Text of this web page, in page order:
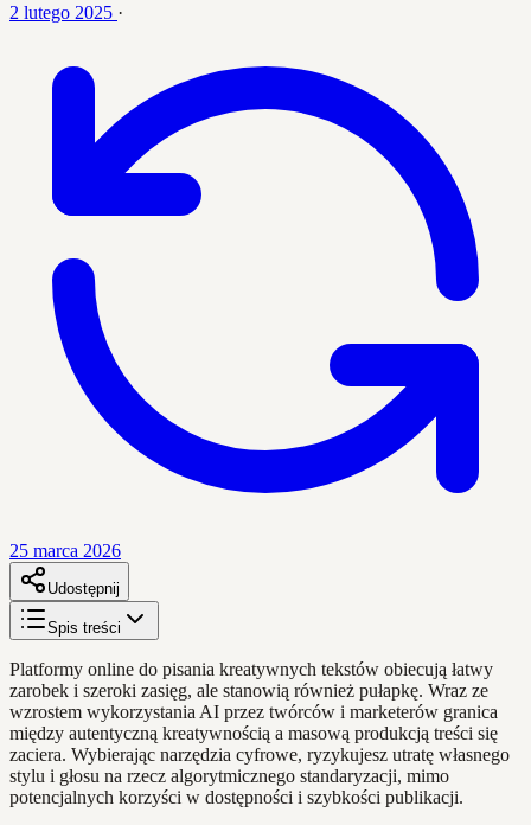
2 lutego 2025 ·
25 marca 2026
Udostępnij
Spis treści
Platformy online do pisania kreatywnych tekstów obiecują łatwy
zarobek i szeroki zasięg, ale stanowią również pułapkę. Wraz ze
wzrostem wykorzystania AI przez twórców i marketerów granica
między autentyczną kreatywnością a masową produkcją treści się
zaciera. Wybierając narzędzia cyfrowe, ryzykujesz utratę własnego
stylu i głosu na rzecz algorytmicznego standaryzacji, mimo
potencjalnych korzyści w dostępności i szybkości publikacji.